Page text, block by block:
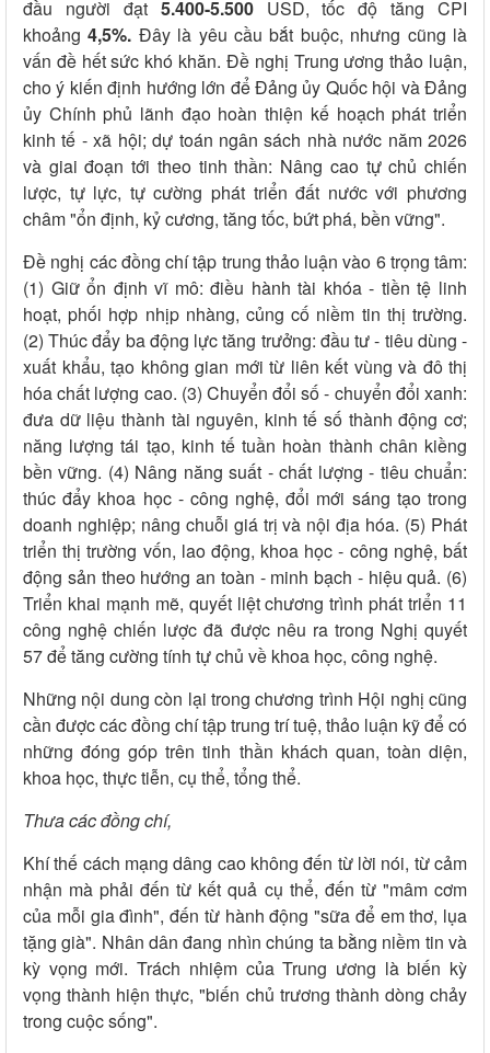
đầu người đạt 5.400-5.500USD, tốc độ tăng CPI
khoảng4,5%. Đây là yêu cầu bắt buộc, nhưng cũng là
vấn đề hết sức khó khăn. Đề nghị Trung ương thảo luận,
cho ý kiến định hướng lớn để Đảng ủy Quốc hội và Đảng
ủy Chính phủ lãnh đạo hoàn thiện kế hoạch phát triển
kinh tế - xã hội; dự toán ngân sách nhà nước năm 2026
và giai đoạn tới theo tinh thần: Nâng cao tự chủ chiến
lược, tự lực, tự cường phát triển đất nước với phương
châm "ổn định, kỷ cương, tăng tốc, bứt phá, bền vững".
Đề nghị các đồng chí tập trung thảo luận vào 6 trọng tâm:
(1) Giữ ổn định vĩ mô: điều hành tài khóa - tiền tệ linh
hoạt, phối hợp nhịp nhàng, củng cố niềm tin thị trường.
(2) Thúc đẩy ba động lực tăng trưởng: đầu tư - tiêu dùng -
xuất khẩu, tạo không gian mới từ liên kết vùng và đô thị
hóa chất lượng cao. (3) Chuyển đổi số - chuyển đổi xanh:
đưa dữ liệu thành tài nguyên, kinh tế số thành động cơ;
năng lượng tái tạo, kinh tế tuần hoàn thành chân kiềng
bền vững. (4) Nâng năng suất - chất lượng - tiêu chuẩn:
thúc đẩy khoa học - công nghệ, đổi mới sáng tạo trong
doanh nghiệp; nâng chuỗi giá trị và nội địa hóa. (5) Phát
triển thị trường vốn, lao động, khoa học - công nghệ, bất
động sản theo hướng an toàn - minh bạch - hiệu quả. (6)
Triển khai mạnh mẽ, quyết liệt chương trình phát triển 11
công nghệ chiến lược đã được nêu ra trong Nghị quyết
57 để tăng cường tính tự chủ về khoa học, công nghệ.
Những nội dung còn lại trong chương trình Hội nghị cũng
cần được các đồng chí tập trung trí tuệ, thảo luận kỹ để có
những đóng góp trên tinh thần khách quan, toàn diện,
khoa học, thực tiễn, cụ thể, tổng thể.
Thưa các đồng chí,
Khí thế cách mạng dâng cao không đến từ lời nói, từ cảm
nhận mà phải đến từ kết quả cụ thể, đến từ "mâm cơm
của mỗi gia đình", đến từ hành động "sữa để em thơ, lụa
tặng già". Nhân dân đang nhìn chúng ta bằng niềm tin và
kỳ vọng mới. Trách nhiệm của Trung ương là biến kỳ
vọng thành hiện thực, "biến chủ trương thành dòng chảy
trong cuộc sống".